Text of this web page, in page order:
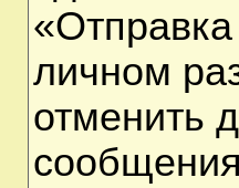
личном
отменить